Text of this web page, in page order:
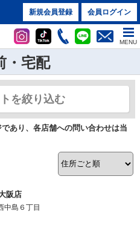
新規会員登録 会員ログイン
MENU
・宅配
を絞り込む
あり、各店舗への問い合わせは当
阪店
中島６丁目